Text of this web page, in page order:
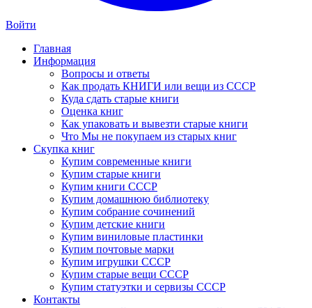
Войти
Главная
Информация
Вопросы и ответы
Как продать КНИГИ или вещи из СССР
Куда сдать старые книги
Оценка книг
Как упаковать и вывезти старые книги
Что Мы не покупаем из старых книг
Скупка книг
Купим современные книги
Купим старые книги
Купим книги СССР
Купим домашнюю библиотеку
Купим собрание сочинений
Купим детские книги
Купим виниловые пластинки
Купим почтовые марки
Купим игрушки СССР
Купим старые вещи СССР
Купим статуэтки и сервизы СССР
Контакты